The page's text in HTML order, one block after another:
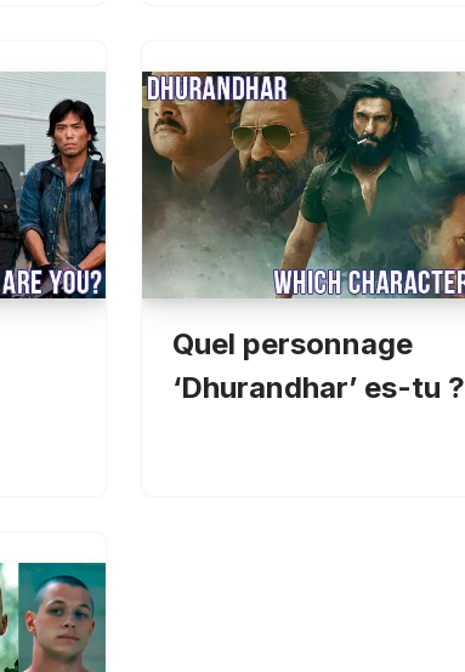
Quel personnage
‘Dhurandhar’ es-tu ?